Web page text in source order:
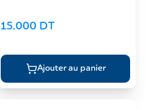
15.000 DT
Ajouter au panier